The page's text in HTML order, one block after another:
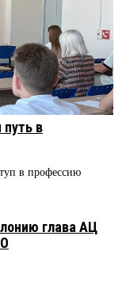
в
в профессию
глава АЦ